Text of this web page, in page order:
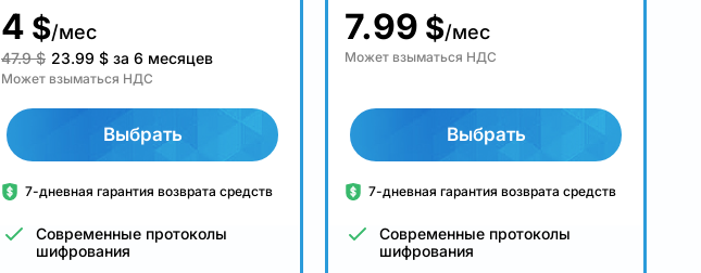
4 $/мес
47.9 $ 23.99 $ за 6 месяцев
Может взыматься НДС
Выбрать
7-дневная гарантия возврата средств
Современные протоколы
шифрования
7.99 $/мес
Может взыматься НДС
Выбрать
7-дневная гарантия возврата средств
Современные протоколы
шифрования